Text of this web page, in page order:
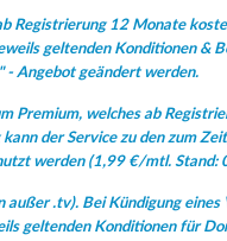
Registrierung 12 Monate
geltenden Konditionen &
Angebot geändert werden.
Premium, welches ab
der Service zu den zum
werden (1,99 €/mtl. Stand:
außer .tv). Bei Kündigung eines
geltenden Konditionen für